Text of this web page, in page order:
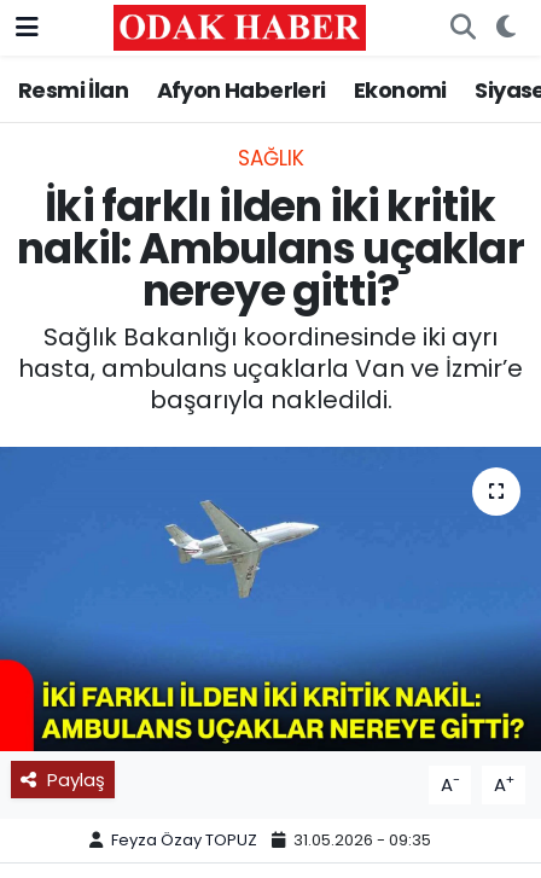
Resmi İlan Afyon Haberleri Ekonomi
SAĞLIK
İki farklı ilden iki kritik
nakil: Ambulans uçaklar
nereye gitti?
Sağlık Bakanlığı koordinesinde iki ayrı
hasta, ambulans uçaklarla Van ve İzmir’e
başarıyla nakledildi.
Paylaş A- A+
Feyza Özay TOPUZ 31.05.2026 - 09:35
AFYONKARAHİSAR HABERLERİ
ASAYİŞ
GÜNCEL
SİYASET
11:11 MANŞET
Nöbetçi Eczaneler
Trafik Durumu
Süper Lig Puan Durumu ve Fikstür
Tüm Manşetler
Son Dakika Haberleri